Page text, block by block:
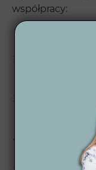
współpracy:
Spotkanie
szczegółową
z realizacją
Koncepcja 2D
by
Wizualizacje